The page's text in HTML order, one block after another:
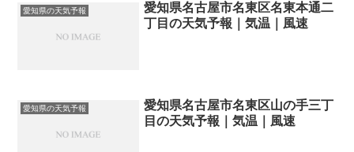
愛知県の天気予報
愛知県名古屋市名東区名東本通二
丁目の天気予報｜気温｜風速
愛知県の天気予報
愛知県名古屋市名東区山の手三丁
目の天気予報｜気温｜風速